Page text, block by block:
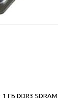
ГБ DDR3